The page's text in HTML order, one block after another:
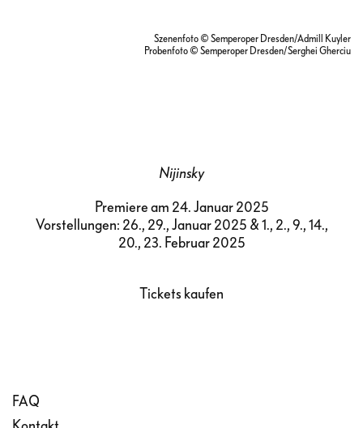
Szenenfoto © Semperoper Dresden/Admill Kuyler
Probenfoto © Semperoper Dresden/Serghei Gherciu
Nijinsky
Premiere am 24. Januar 2025
Vorstellungen: 26., 29., Januar 2025 & 1., 2., 9., 14.,
20., 23. Februar 2025
Tickets kaufen
FAQ